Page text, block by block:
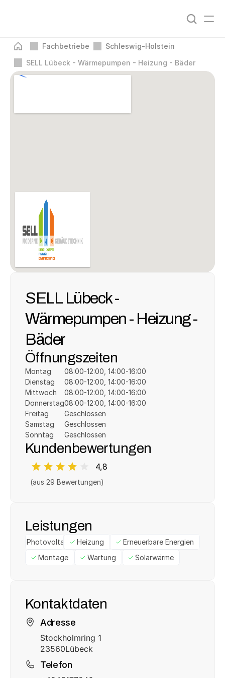
Fachbetriebe
Schleswig-Holstein
SELL Lübeck - Wärmepumpen - Heizung - Bäder
SELL Lübeck -
Wärmepumpen - Heizung -
Bäder
Öffnungszeiten
Montag
Dienstag
Mittwoch
Donnerstag
Freitag
Samstag
Sonntag
08:00-12:00, 14:00-16:00
08:00-12:00, 14:00-16:00
08:00-12:00, 14:00-16:00
08:00-12:00, 14:00-16:00
Geschlossen
Geschlossen
Geschlossen
Kundenbewertungen
4,8
(aus 29 Bewertungen)
Leistungen
Photovoltaik Heizung
Erneuerbare Energien
Montage
Wartung Solarwärme
Kontaktdaten
Adresse
Stockholmring 1
23560Lübeck
Telefon